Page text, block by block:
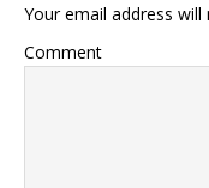
Your email address will
Comment